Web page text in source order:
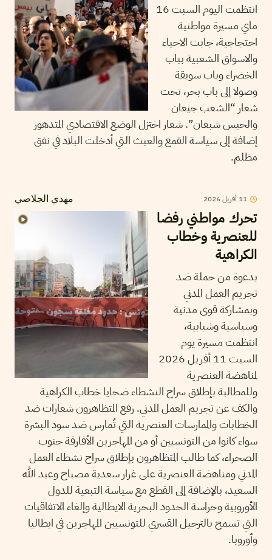
انتظمت اليوم السبت 16
ماي مسيرة مواطنية
احتجاجية، جابت الاحياء
والاسواق الشعبية بباب
الخضراء وباب سويقة
وصولا إلى باب بحر، تحت
شعار “الشعب جيعان
والحبس شبعان”. شعار اختزل الوضع الاقتصادي المتدهور
إضافة إلى سياسة القمع والعبث التي أدخلت البلاد في نفق
مظلم.
مهدي الجلاصي 11 أفريل2026
تحرك مواطني رفضا
للعنصرية وخطاب
الكراهية
بدعوة من حملة ضد
تجريم العمل المدني
وبمشاركة قوى مدنية
وسياسية وشبابية،
انتظمت مسيرة يوم
السبت 11 أفريل 2026
لمناهضة العنصرية
وللمطالبة بإطلاق سراح النشطاء ضحايا خطاب الكراهية
والكف عن تجريم العمل المدني. رفع المتظاهرون شعارات ضد
الخطابات والممارسات العنصرية التي تُمارس ضد سود البشرة
سواء كانوا من التونسيين أو من المهاجرين الأفارقة جنوب
الصحراء، كما طالب المتظاهرون بإطلاق سراح نشطاء العمل
المدني ومناهضة العنصرية على غرار سعدية مصباح وعبد الله
السعيد، بالإضافة إلى القطع مع سياسة التبعية للدول
الأوروبية وحراسة الحدود البحرية الايطالية وإلغاء الاتفاقيات
التي تسمح بالترحيل القسري للتونسيين المهاجرين في ايطاليا
وأوروبا.